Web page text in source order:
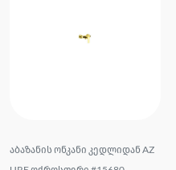
აბაზანის ონკანი კედლიდან AZ